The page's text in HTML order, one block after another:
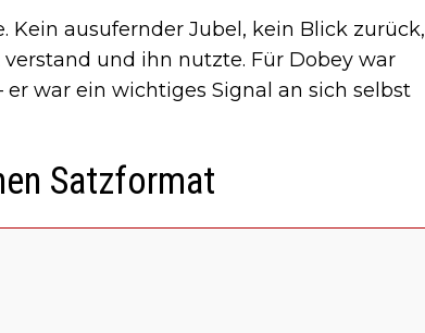
ausufernder Jubel, kein Blick zurück,
und ihn nutzte. Für Dobey war
war ein wichtiges Signal an sich selbst
Satzformat